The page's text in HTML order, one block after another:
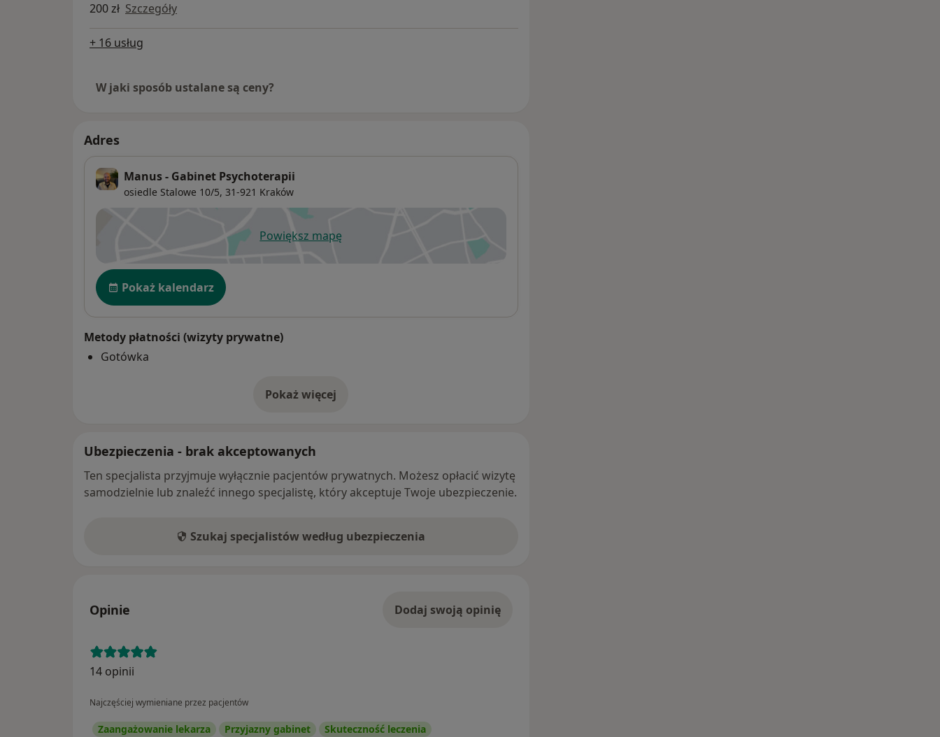
200 zł Szczegóły
+ 16 usług
W jaki sposób ustalane są ceny?
Adres
Manus - Gabinet Psychoterapii
osiedle Stalowe 10/5, 31-921 Kraków
Powiększ mapęotwiera się w nowej karcie
Dostępność
Pokaż kalendarz
Metody płatności (wizyty prywatne)
Gotówka
Pokaż więcej
o adresie
Ubezpieczenia - brak akceptowanych
Ten specjalista przyjmuje wyłącznie pacjentów prywatnych. Możesz opłacić wizytę
samodzielnie lub znaleźć innego specjalistę, który akceptuje Twoje ubezpieczenie.
Szukaj specjalistów według ubezpieczenia
Opinie Dodaj swoją opinię
14 opinii
Najczęściej wymieniane przez pacjentów
Zaangażowanie lekarza Przyjazny gabinet Skuteczność leczenia